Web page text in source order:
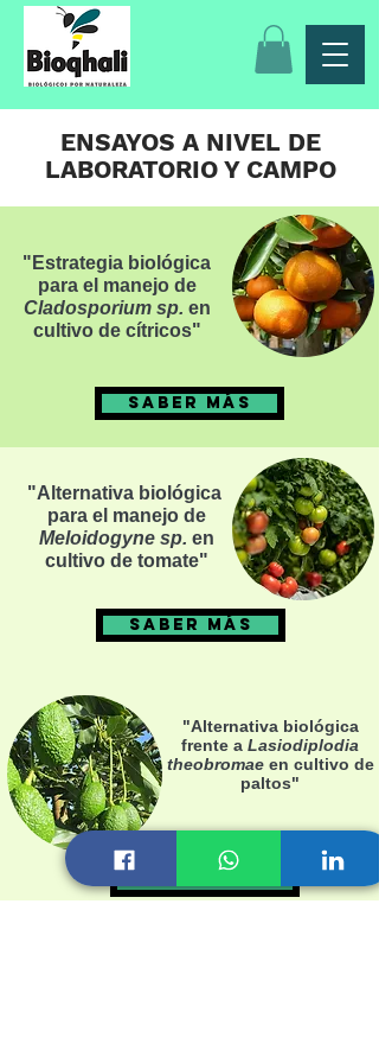
ENSAYOS A NIVEL DE
LABORATORIO Y CAMPO
"Estrategia biológica
para el manejo de
Cladosporium sp. en
cultivo de cítricos"
SABER MÁS
"Alternativa biológica
para el manejo de
Meloidogyne sp. en
cultivo de tomate"
SABER MÁS
"Alternativa biológica
frente a Lasiodiplodia
theobromaeen cultivo de
paltos"